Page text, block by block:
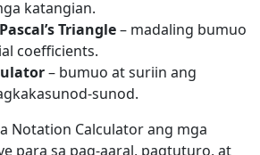
katangian.
Triangle– madaling bumuo
coefficients.
– bumuo at suriin ang
sunod.
Notation Calculator ang mga
para sa pag-aaral, pagtuturo, at